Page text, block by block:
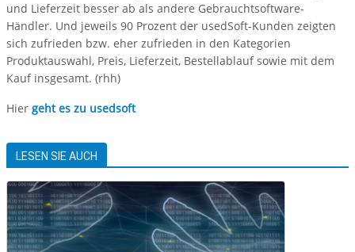
und Lieferzeit besser ab als andere Gebrauchtsoftware-
Händler. Und jeweils 90 Prozent der usedSoft-Kunden zeigten
sich zufrieden bzw. eher zufrieden in den Kategorien
Produktauswahl, Preis, Lieferzeit, Bestellablauf sowie mit dem
Kauf insgesamt. (rhh)
Hier geht es zu usedsoft
LESEN SIE AUCH